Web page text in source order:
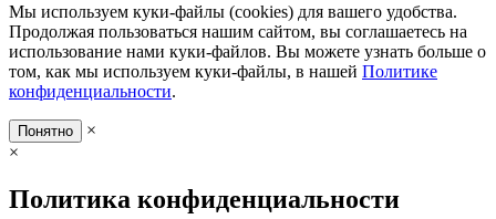
Мы используем куки-файлы (cookies) для вашего удобства.
Продолжая пользоваться нашим сайтом, вы соглашаетесь на
использование нами куки-файлов. Вы можете узнать больше о
том, как мы используем куки-файлы, в нашей Политике
конфиденциальности.
Понятно
×
×
Политика конфиденциальности